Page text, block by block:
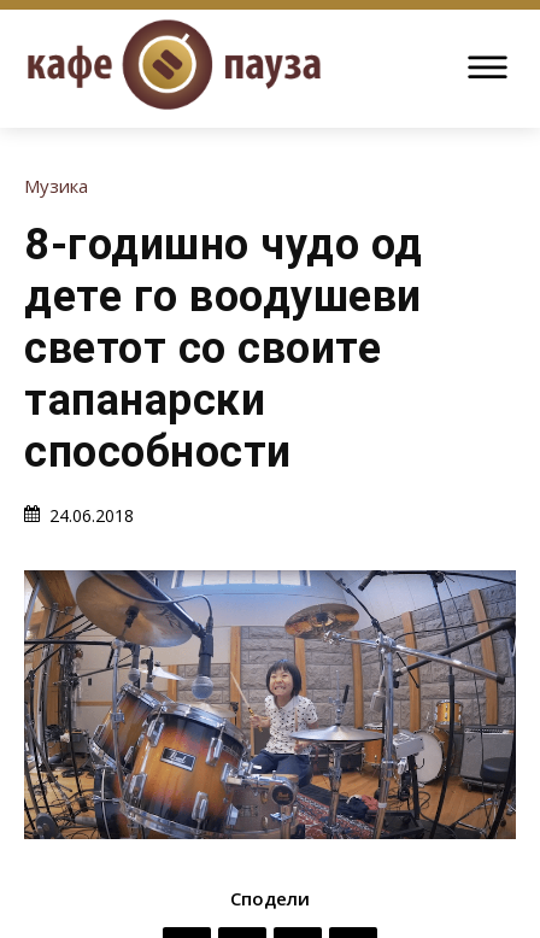
Музика
8-годишно чудо од
дете го воодушеви
светот со своите
тапанарски
способности
24.06.2018
Сподели